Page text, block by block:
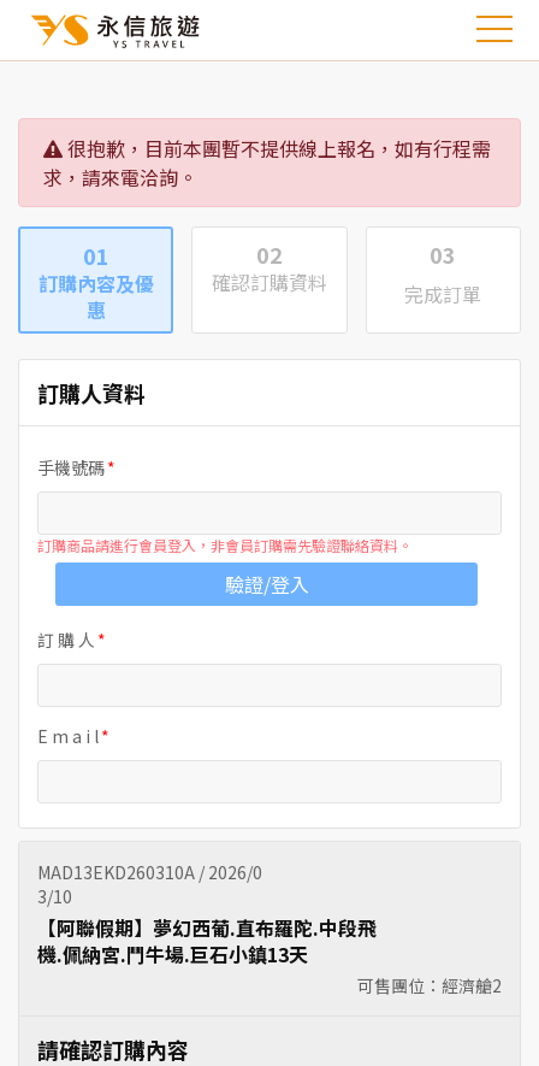
很抱歉，目前本團暫不提供線上報名，如有行程需
求，請來電洽詢。
01
訂購內容及優
惠
02
確認訂購資料
03
完成訂單
訂購人資料
手機號碼
訂購商品請進行會員登入，非會員訂購需先驗證聯絡資料。
驗證/登入
訂 購 人
E m a i l
MAD13EKD260310A / 2026/0
3/10
可售團位：經濟艙2
【阿聯假期】夢幻西葡.直布羅陀.中段飛
機.佩納宮.鬥牛場.巨石小鎮13天
請確認訂購內容